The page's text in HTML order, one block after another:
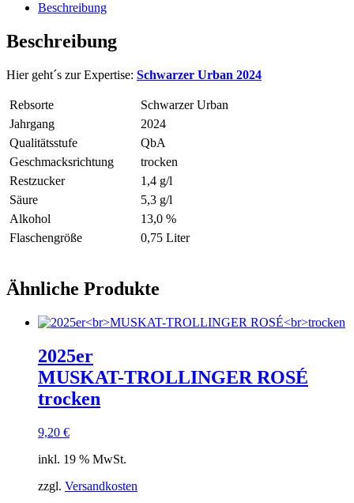
Beschreibung
Beschreibung
Hier geht´s zur Expertise: Schwarzer Urban 2024
Rebsorte
Schwarzer Urban
Jahrgang
2024
Qualitätsstufe
QbA
Geschmacksrichtung
trocken
Restzucker
1,4 g/l
Säure
5,3 g/l
Alkohol
13,0 %
Flaschengröße
0,75 Liter
Ähnliche Produkte
2025er
MUSKAT-TROLLINGER ROSÉ
trocken
9,20 €
inkl. 19 % MwSt.
zzgl. Versandkosten